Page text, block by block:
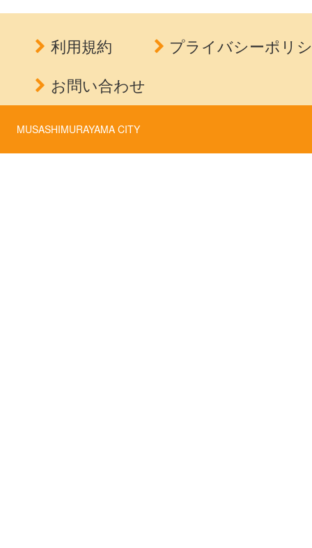
利用規約
プライバシーポリ
お問い合わせ
MUSASHIMURAYAMA CITY